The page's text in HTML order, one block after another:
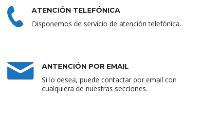
ATENCIÓN TELEFÓNICA
Disponemos de servicio de atención telefónica.
ANTENCIÓN POR EMAIL
Si lo desea, puede contactar por email con
cualquiera de nuestras secciones.